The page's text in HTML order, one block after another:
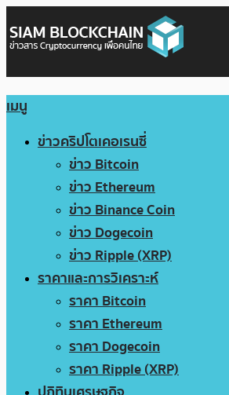
เมนู
ข่าวคริปโตเคอเรนซี่
ข่าว Bitcoin
ข่าว Ethereum
ข่าว Binance Coin
ข่าว Dogecoin
ข่าว Ripple (XRP)
ราคาและการวิเคราะห์
ราคา Bitcoin
ราคา Ethereum
ราคา Dogecoin
ราคา Ripple (XRP)